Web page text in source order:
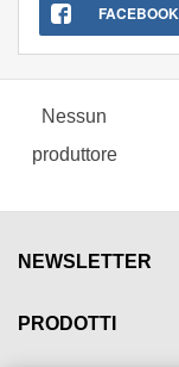
FACEBOOK
Nessun
produttore
NEWSLETTER
PRODOTTI